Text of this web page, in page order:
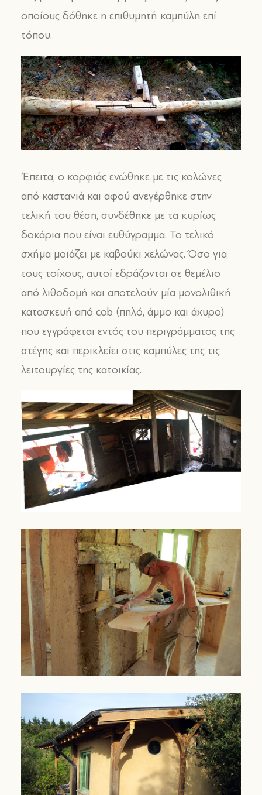
οποίους δόθηκε η επιθυμητή καμπύλη επί
τόπου.
‘Έπειτα, ο κορφιάς ενώθηκε με τις κολώνες
από καστανιά και αφού ανεγέρθηκε στην
τελική του θέση, συνδέθηκε με τα κυρίως
δοκάρια που είναι ευθύγραμμα. Το τελικό
σχήμα μοιάζει με καβούκι χελώνας. Όσο για
τους τοίχους, αυτοί εδράζονται σε θεμέλιο
από λιθοδομή και αποτελούν μία μονολιθική
κατασκευή από cob (πηλό, άμμο και άχυρο)
που εγγράφεται εντός του περιγράμματος της
στέγης και περικλείει στις καμπύλες της τις
λειτουργίες της κατοικίας.